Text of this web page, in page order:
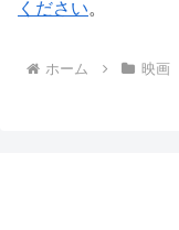
ください。
ホーム 映画